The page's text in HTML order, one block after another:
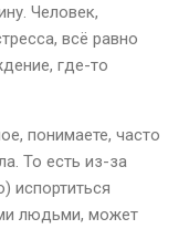
Человек,
всё равно
где-то
понимаете, часто
То есть из-за
испортиться
людьми, может